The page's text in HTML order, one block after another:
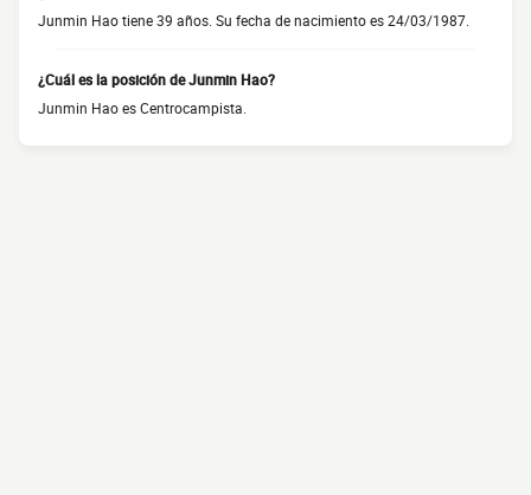
Junmin Hao tiene 39 años. Su fecha de nacimiento es 24/03/1987.
¿Cuál es la posición de Junmin Hao?
Junmin Hao es Centrocampista.